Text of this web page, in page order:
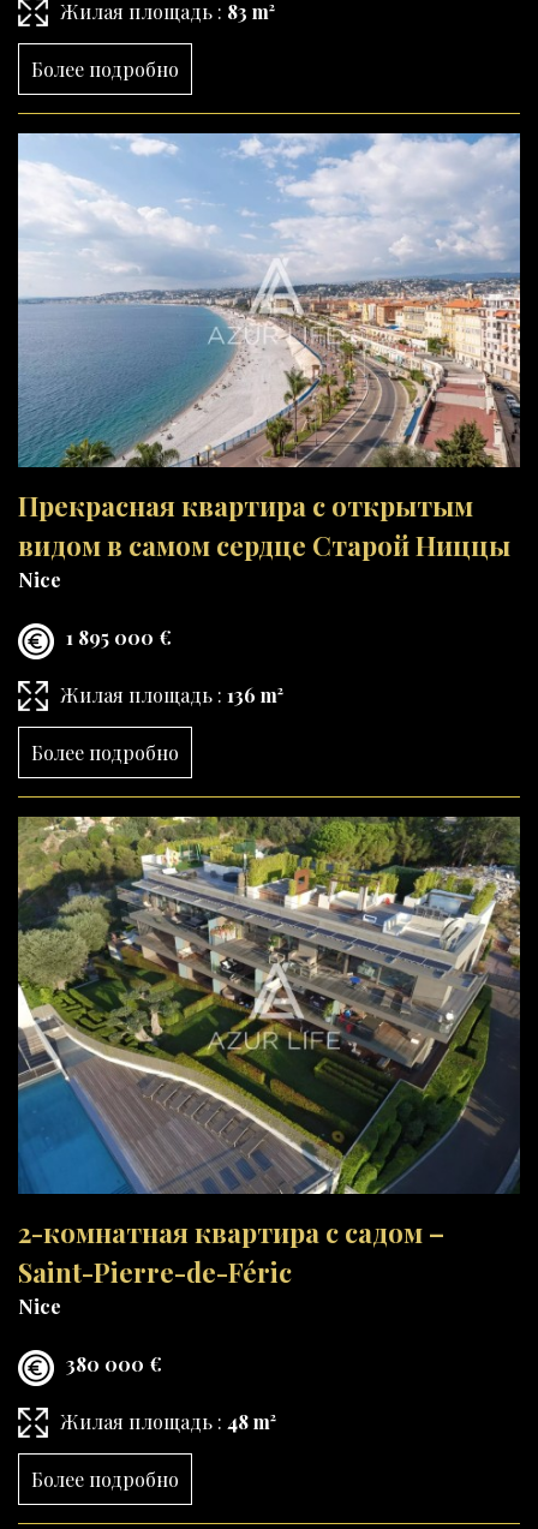
Жилая площадь : 83 m²
Более подробно
Прекрасная квартира с открытым
видом в самом сердце Старой Ниццы
Nice
1 895 000 €
Жилая площадь : 136 m²
Более подробно
2-комнатная квартира с садом –
Saint-Pierre-de-Féric
Nice
380 000 €
Жилая площадь : 48 m²
Более подробно